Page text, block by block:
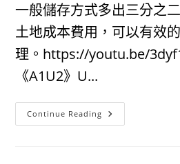
一般儲存方式多出三分之
土地成本費用，可以有效
理。https://youtu.be/
《A1U2》U...
Continue Reading 《A1.A2》
Ｕ